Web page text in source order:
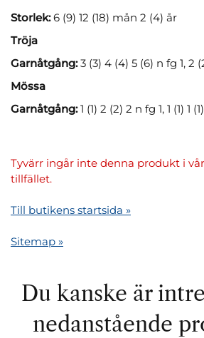
Storlek:6 (9) 12 (18) mån 2 (4) år
Tröja
Garnåtgång:3 (3) 4 (4) 5 (6) n fg 1, 2
Mössa
Garnåtgång:1 (1) 2 (2) 2 n fg 1, 1 (1) 1
Tyvärr ingår inte denna produkt i
tillfället.
Till butikens startsida »
Sitemap »
Du kanske är
nedanstående